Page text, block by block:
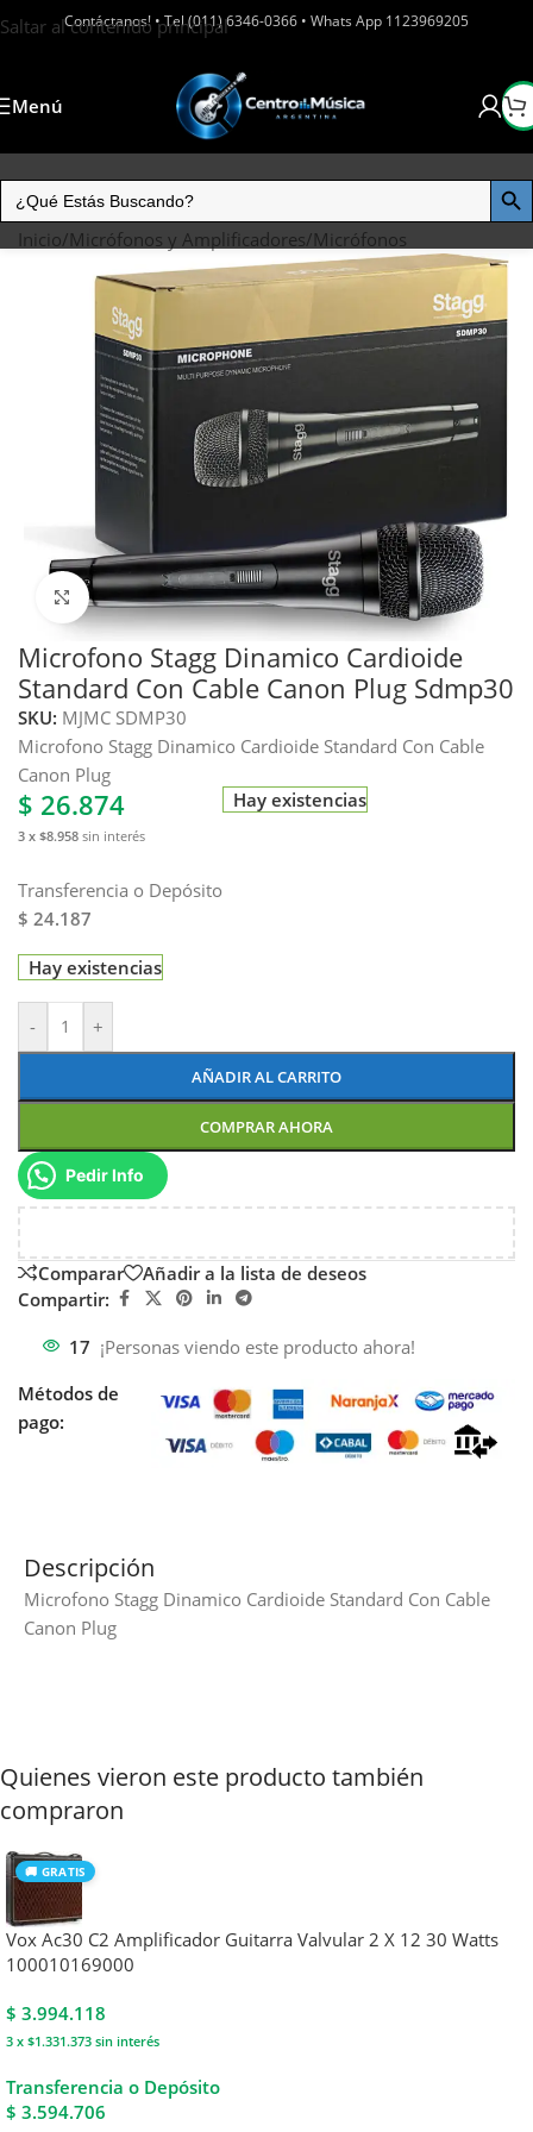
Saltar al contenido principal
Contáctanos! • Tel (011) 6346-0366 • Whats App 1123969205
Menú
Inicio/Micrófonos y Amplificadores/Micrófonos
Haga clic para ampliar
Microfono Stagg Dinamico Cardioide
Standard Con Cable Canon Plug Sdmp30
SKU: MJMC SDMP30
Microfono Stagg Dinamico Cardioide Standard Con Cable
Canon Plug
$ 26.874
3 x $8.958 sin interés
Transferencia o Depósito
$ 24.187
Hay existencias
Hay existencias
- +
AÑADIR AL CARRITO
COMPRAR AHORA
Pedir Info
Comparar
Añadir a la lista de deseos
Compartir:
17 ¡Personas viendo este producto ahora!
Métodos de
pago:
Descripción
Microfono Stagg Dinamico Cardioide Standard Con Cable
Canon Plug
Quienes vieron este producto también
compraron
🚚 GRATIS
Vox Ac30 C2 Amplificador Guitarra Valvular 2 X 12 30 Watts
100010169000
$ 3.994.118
3 x $1.331.373 sin interés
Transferencia o Depósito
$ 3.594.706